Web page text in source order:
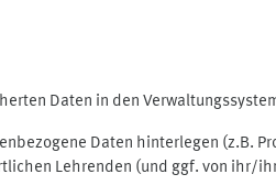
Daten in den
Daten hinterlegen (z.B.
Lehrenden (und ggf. von ihr/